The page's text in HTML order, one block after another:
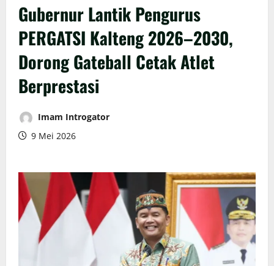
Gubernur Lantik Pengurus
PERGATSI Kalteng 2026–2030,
Dorong Gateball Cetak Atlet
Berprestasi
Imam Introgator
9 Mei 2026